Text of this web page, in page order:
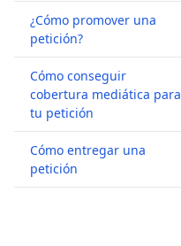
¿Cómo promover una
petición?
Cómo conseguir
cobertura mediática para
tu petición
Cómo entregar una
petición